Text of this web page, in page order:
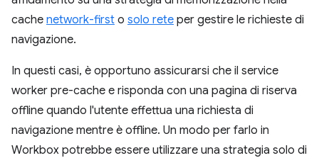
cache network-first o solo rete per gestire le richieste di
navigazione.
In questi casi, è opportuno assicurarsi che il service
worker pre-cache e risponda con una pagina di riserva
offline quando l'utente effettua una richiesta di
navigazione mentre è offline. Un modo per farlo in
Workbox potrebbe essere utilizzare una strategia solo di